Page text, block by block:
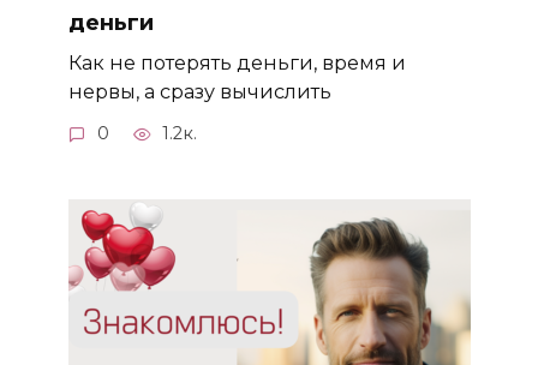
деньги
Как не потерять деньги, время и
нервы, а сразу вычислить
0 1.2к.